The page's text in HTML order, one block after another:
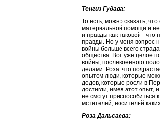
Тенгиз Гудава:
То есть, можно сказать,
материальной помощи и не
и правды как таковой - что
правды. Но у меня вопрос
войны больше всего
общества. Вот уже целое
войны, послевоенного
делами. Роза, что
опытом люди, которые
дедов, которые росли в
достигли, имея этот опыт,
не смогут приспособиться
мстителей, носителей
Роза Дальсаева: